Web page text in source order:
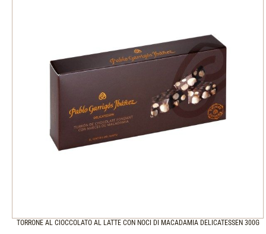
TORRONE AL CIOCCOLATO AL LATTE CON NOCI DI MACADAMIA DELICATESSEN 300G